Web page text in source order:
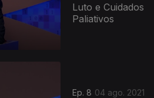
Luto e Cuidados
Paliativos
Ep. 8 04 ago. 2021